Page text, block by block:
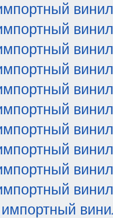
винил
винил
винил
винил
винил
винил
винил
винил
винил
винил